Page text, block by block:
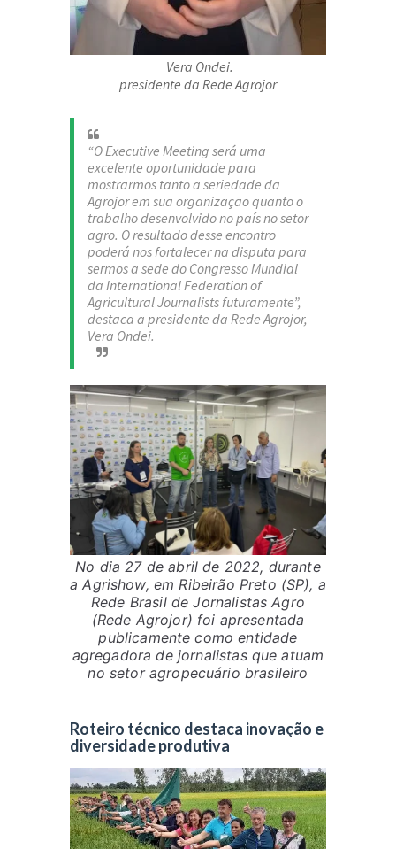
Vera Ondei.
presidente da Rede Agrojor
“O Executive Meeting será uma
excelente oportunidade para
mostrarmos tanto a seriedade da
Agrojor em sua organização quanto o
trabalho desenvolvido no país no setor
agro. O resultado desse encontro
poderá nos fortalecer na disputa para
sermos a sede do Congresso Mundial
da International Federation of
Agricultural Journalists futuramente”,
destaca a presidente da Rede Agrojor,
Vera Ondei.
No dia 27 de abril de 2022, durante
a Agrishow, em Ribeirão Preto (SP), a
Rede Brasil de Jornalistas Agro
(Rede Agrojor) foi apresentada
publicamente como entidade
agregadora de jornalistas que atuam
no setor agropecuário brasileiro
Roteiro técnico destaca inovação e
diversidade produtiva